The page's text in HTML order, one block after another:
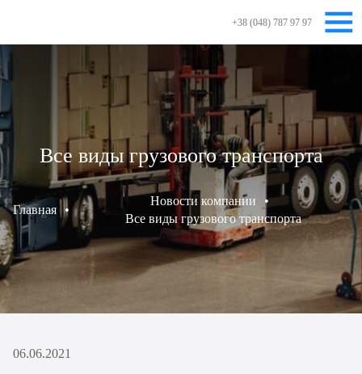
+38 (048) 787 97 97
Все виды грузового транспорта
Главная •
Новости компании
•
Все виды грузового транспорта
06.06.2021